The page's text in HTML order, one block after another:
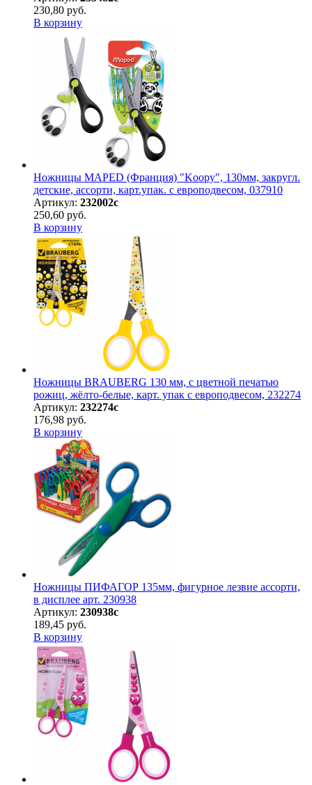
230,80 руб.
В корзину
Ножницы MAPED (Франция) "Koopy", 130мм, закругл.
детские, ассорти, карт.упак. с европодвесом, 037910
Артикул: 232002с
250,60 руб.
В корзину
Ножницы BRAUBERG 130 мм, с цветной печатью
рожиц, жёлто-белые, карт. упак с европодвесом, 232274
Артикул: 232274с
176,98 руб.
В корзину
Ножницы ПИФАГОР 135мм, фигурное лезвие ассорти,
в дисплее арт. 230938
Артикул: 230938с
189,45 руб.
В корзину